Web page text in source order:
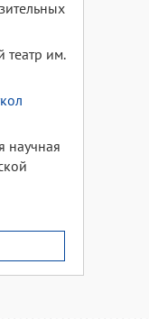
театр им.
научная